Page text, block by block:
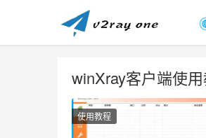
winXray客户端使
使用教程